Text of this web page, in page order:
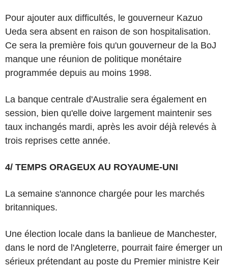
Pour ajouter aux difficultés, le gouverneur Kazuo
Ueda sera absent en raison de son hospitalisation.
Ce sera la première fois qu'un gouverneur de la BoJ
manque une réunion de politique monétaire
programmée depuis au moins 1998.
La banque centrale d'Australie sera également en
session, bien qu'elle doive largement maintenir ses
taux inchangés mardi, après les avoir déjà relevés à
trois reprises cette année.
4/ TEMPS ORAGEUX AU ROYAUME-UNI
La semaine s'annonce chargée pour les marchés
britanniques.
Une élection locale dans la banlieue de Manchester,
dans le nord de l'Angleterre, pourrait faire émerger un
sérieux prétendant au poste du Premier ministre Keir